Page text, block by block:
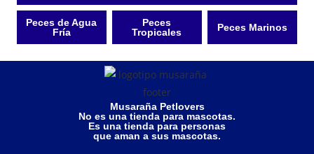
Peces de Agua
Fría
Peces
Tropicales
Peces Marinos
Musaraña Petlovers
No es una tienda para mascotas.
Es una tienda para personas
que aman a sus mascotas.